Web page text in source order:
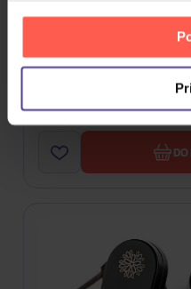
MOONDROP MIS-Tip